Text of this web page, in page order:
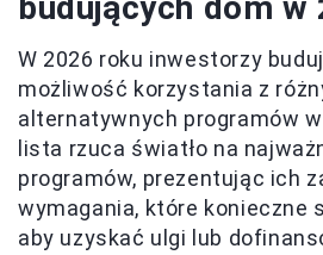
budujących dom w
W 2026 roku inwestorzy
możliwość korzystania z
alternatywnych programów
lista rzuca światło na
programów, prezentując ich
wymagania, które konieczne
aby uzyskać ulgi lub